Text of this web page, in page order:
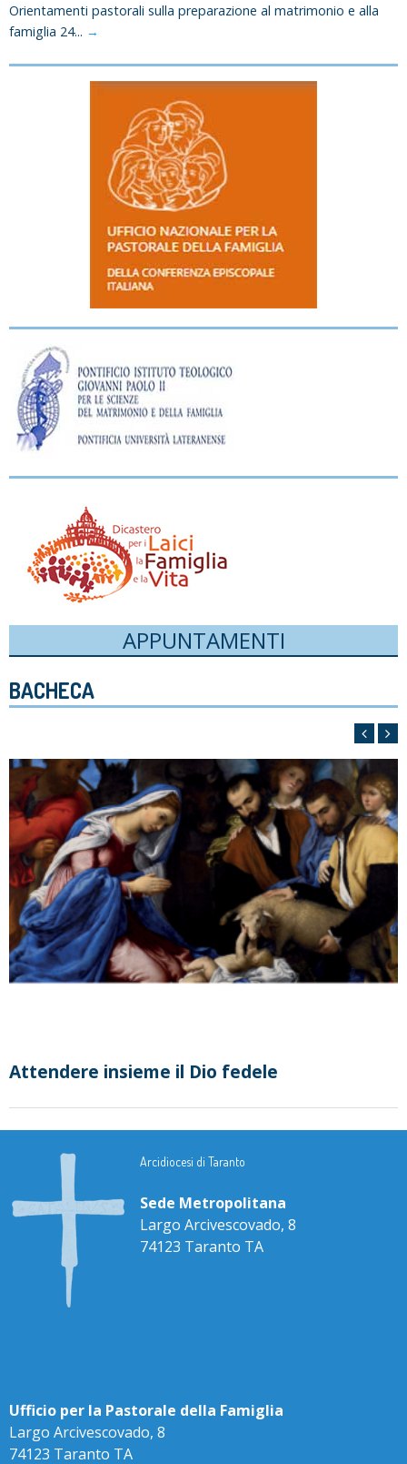
Orientamenti pastorali sulla preparazione al matrimonio e alla
famiglia 24... →
APPUNTAMENTI
BACHECA
Attendere insieme il Dio fedele
Arcidiocesi di Taranto
Sede Metropolitana
Largo Arcivescovado, 8
74123 Taranto TA
Ufficio per la Pastorale della Famiglia
Largo Arcivescovado, 8
74123 Taranto TA